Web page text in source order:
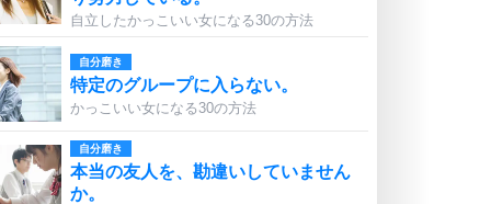
自立したかっこいい女になる30の方法
自分磨き
特定のグループに入らない。
かっこいい女になる30の方法
自分磨き
本当の友人を、勘違いしていません
か。